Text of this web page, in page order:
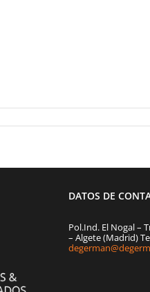
DATOS DE
Pol.Ind. El Nogal –
– Algete (Madrid)